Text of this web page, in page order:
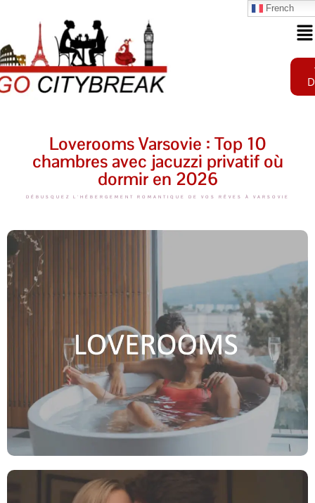
Loverooms Varsovie : Top 10
chambres avec jacuzzi privatif où
dormir en 2026
DÉBUSQUEZ L'HÉBERGEMENT ROMANTIQUE DE VOS RÊVES À VARSOVIE
French